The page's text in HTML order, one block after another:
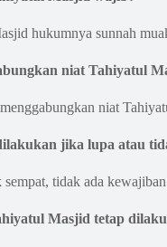
hukumnya sunnah
niat Tahiyatul
niat
jika lupa atau
sempat, tidak ada
Masjid tetap